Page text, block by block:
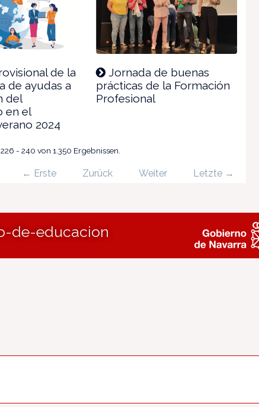
de la
de ayudas a
del
en el
2024
Jornada de buenas
prácticas de la Formación
Profesional
- 240 von 1.350 Ergebnissen.
← Erste Zurück Weiter Letzte →
de-educacion